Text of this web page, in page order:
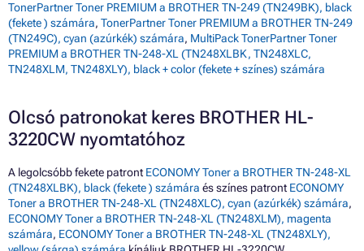
TonerPartner Toner PREMIUM a BROTHER TN-249 (TN249BK), black
(fekete ) számára, TonerPartner Toner PREMIUM a BROTHER TN-249
(TN249C), cyan (azúrkék) számára, MultiPack TonerPartner Toner
PREMIUM a BROTHER TN-248-XL (TN248XLBK, TN248XLC,
TN248XLM, TN248XLY), black + color (fekete + színes) számára
Olcsó patronokat keres BROTHER HL-
3220CW nyomtatóhoz
A legolcsóbb fekete patrontECONOMY Toner a BROTHER TN-248-XL
(TN248XLBK), black (fekete ) számára és színes patrontECONOMY
Toner a BROTHER TN-248-XL (TN248XLC), cyan (azúrkék) számára,
ECONOMY Toner a BROTHER TN-248-XL (TN248XLM), magenta
számára, ECONOMY Toner a BROTHER TN-248-XL (TN248XLY),